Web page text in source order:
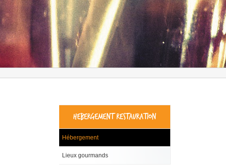
HEBERGEMENT RESTAURATION
Hébergement
Lieux gourmands